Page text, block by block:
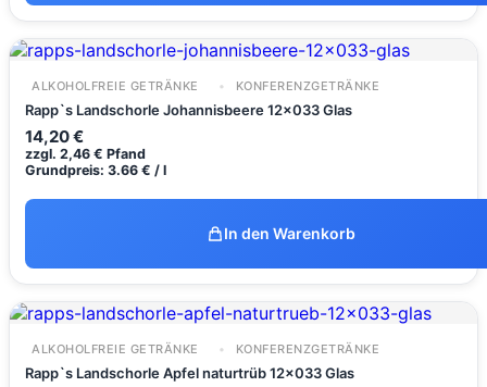
ALKOHOLFREIE GETRÄNKE KONFERENZGETRÄNKE
Rapp`s Landschorle Johannisbeere 12x033 Glas
14,20€
zzgl. 2,46 € Pfand
Grundpreis: 3.66 € / l
In den Warenkorb
ALKOHOLFREIE GETRÄNKE KONFERENZGETRÄNKE
Rapp`s Landschorle Apfel naturtrüb 12x033 Glas